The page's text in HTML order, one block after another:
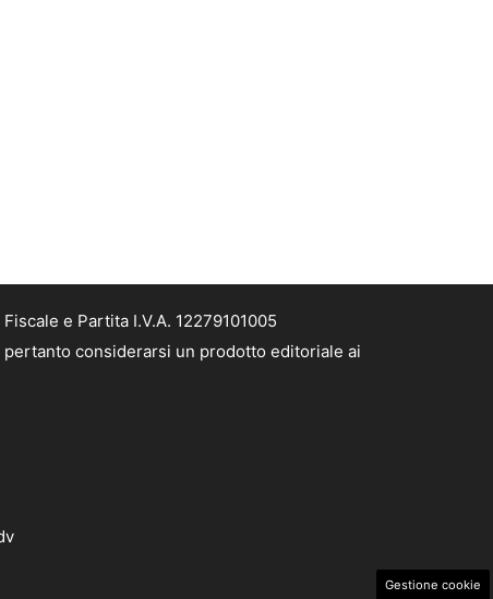
e Partita I.V.A. 12279101005
considerarsi un prodotto editoriale ai
Gestione cookie